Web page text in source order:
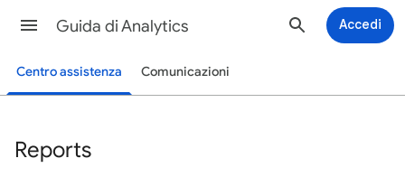
Guida di Analytics Accedi
Centro assistenza Comunicazioni
Reports